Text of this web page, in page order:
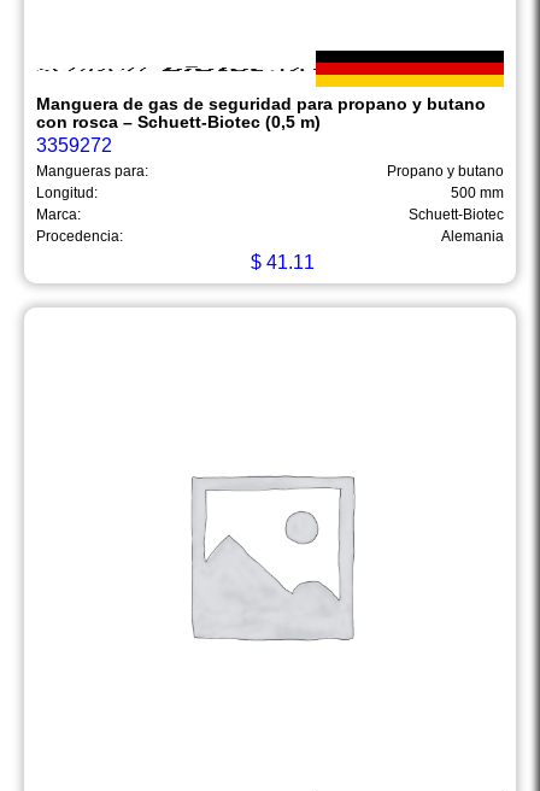
Manguera de gas de seguridad para propano y butano
con rosca – Schuett-Biotec (0,5 m)
3359272
Mangueras para:
Propano y butano
Longitud:
500 mm
Marca:
Schuett-Biotec
Procedencia:
Alemania
$41.11